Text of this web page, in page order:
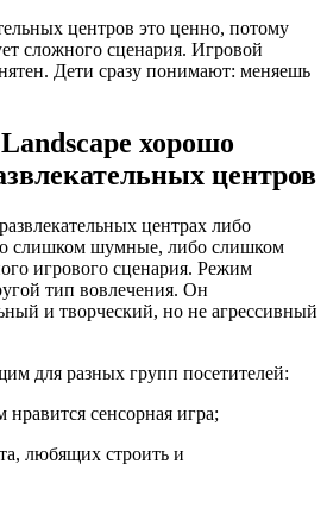
центров это ценно, потому
сложного сценария. Игровой
Дети сразу понимают: меняешь
хорошо
центров
центрах либо
слишком шумные, либо слишком
игрового сценария. Режим
тип вовлечения. Он
и творческий, но не агрессивный
для разных групп посетителей:
сенсорная игра;
любящих строить и